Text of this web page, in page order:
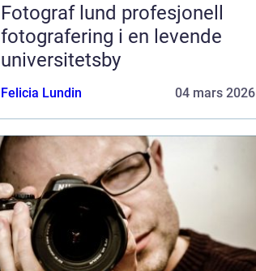
Fotograf lund profesjonell
fotografering i en levende
universitetsby
Felicia Lundin 04 mars 2026